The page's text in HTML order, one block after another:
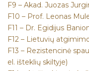
F9 – Akad. Juozas
F10 – Prof. Leonas
F11 – Dr. Egidijus
F12 – Lietuvių
F13 – Rezistencinė
el. išteklių skiltyje)